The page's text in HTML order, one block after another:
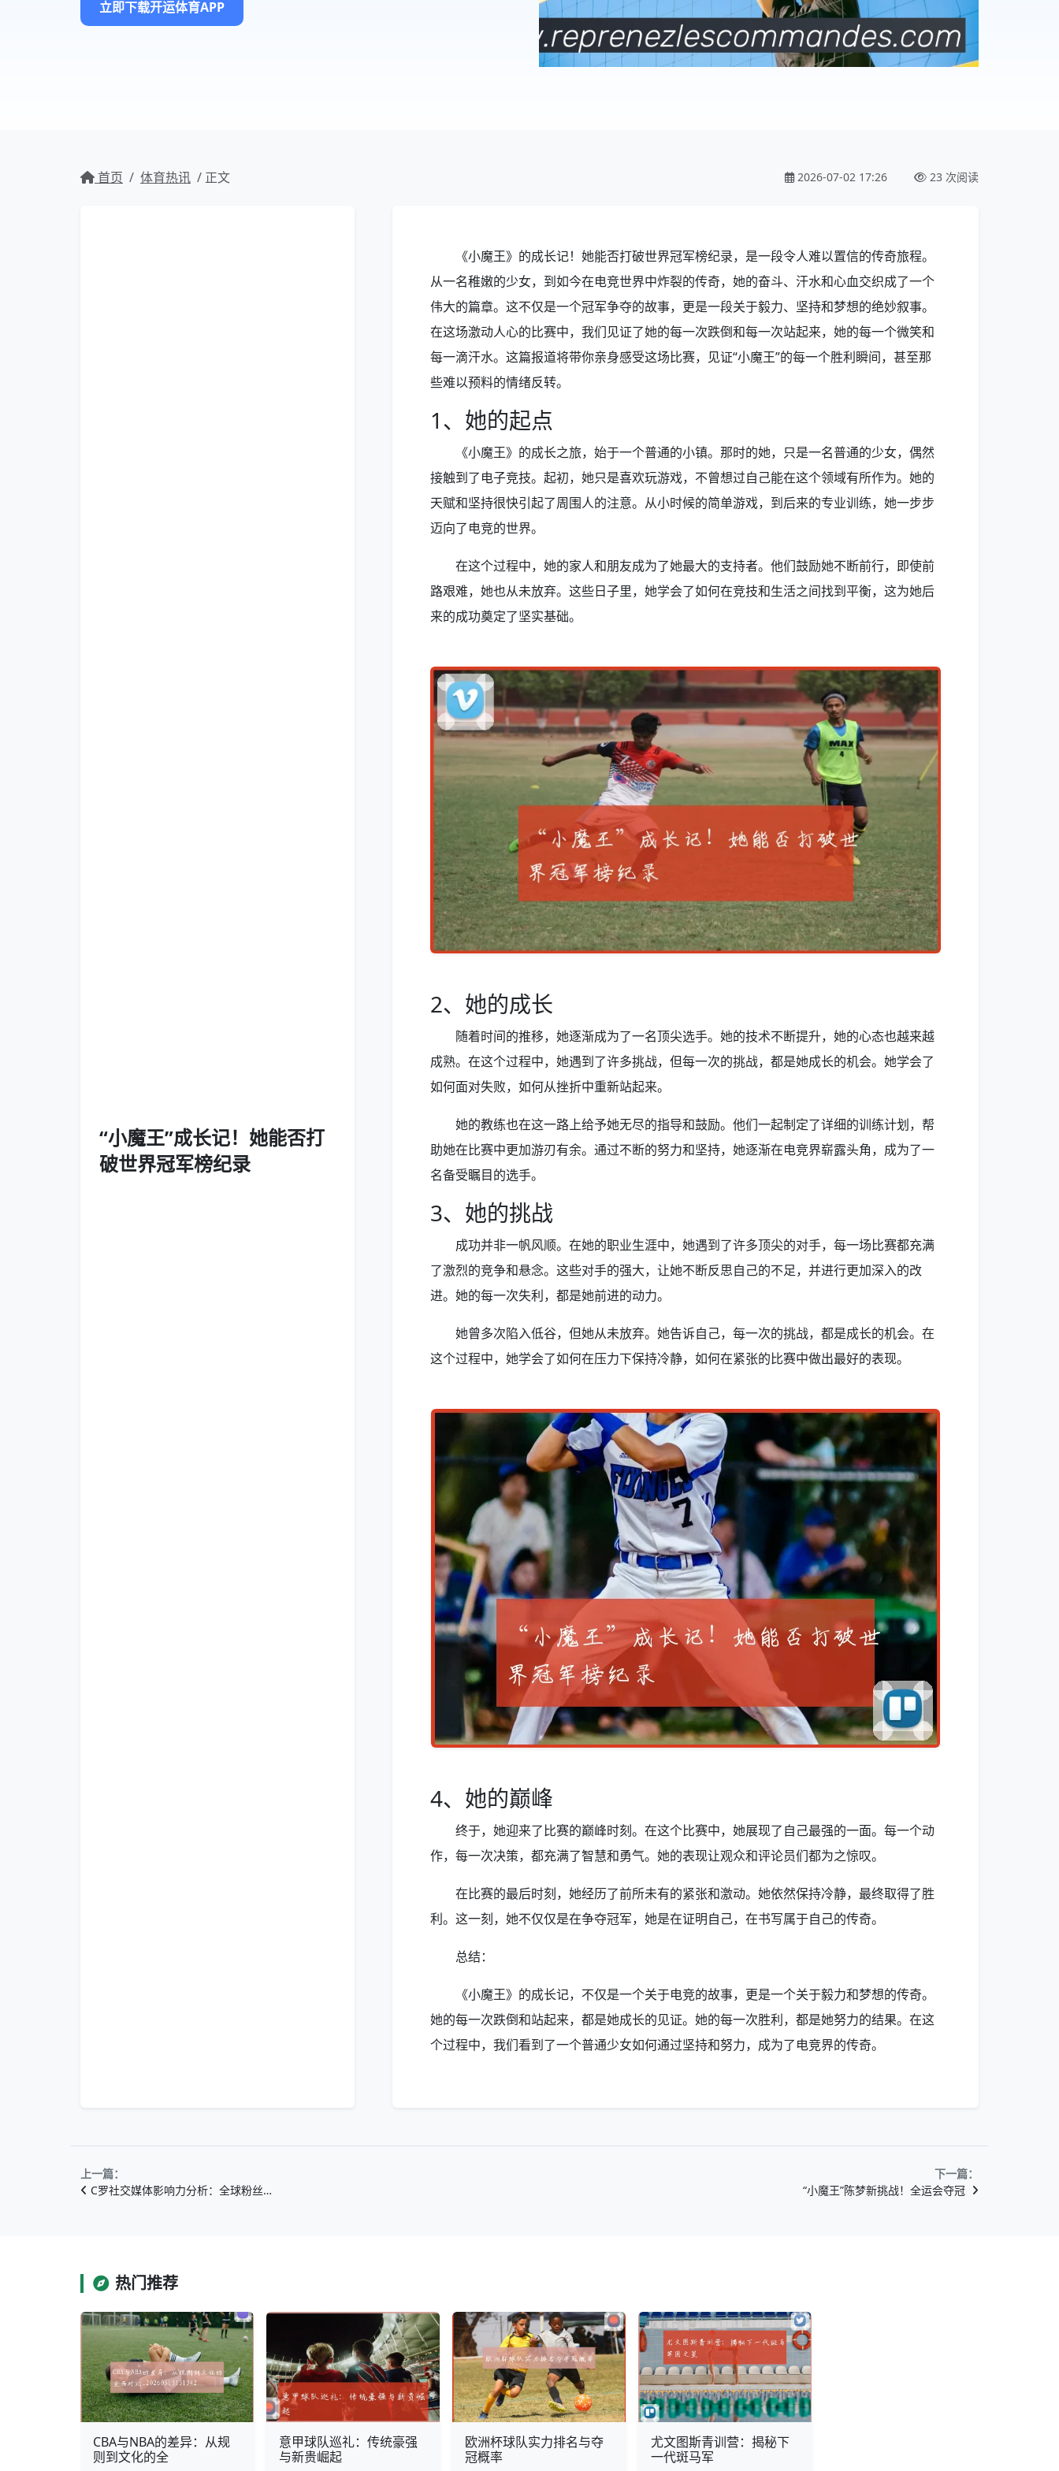
立即下载开运体育APP
首页 / 体育热讯 / 正文 2026-07-02 17:26 23 次阅读
“小魔王”成长记！她能否打
破世界冠军榜纪录
《小魔王》的成长记！她能否打破世界冠军榜纪录，是一段令人难以置信的传奇旅程。
从一名稚嫩的少女，到如今在电竞世界中炸裂的传奇，她的奋斗、汗水和心血交织成了一个
伟大的篇章。这不仅是一个冠军争夺的故事，更是一段关于毅力、坚持和梦想的绝妙叙事。
在这场激动人心的比赛中，我们见证了她的每一次跌倒和每一次站起来，她的每一个微笑和
每一滴汗水。这篇报道将带你亲身感受这场比赛，见证“小魔王”的每一个胜利瞬间，甚至那
些难以预料的情绪反转。
1、她的起点
《小魔王》的成长之旅，始于一个普通的小镇。那时的她，只是一名普通的少女，偶然
接触到了电子竞技。起初，她只是喜欢玩游戏，不曾想过自己能在这个领域有所作为。她的
天赋和坚持很快引起了周围人的注意。从小时候的简单游戏，到后来的专业训练，她一步步
迈向了电竞的世界。
在这个过程中，她的家人和朋友成为了她最大的支持者。他们鼓励她不断前行，即使前
路艰难，她也从未放弃。这些日子里，她学会了如何在竞技和生活之间找到平衡，这为她后
来的成功奠定了坚实基础。
2、她的成长
随着时间的推移，她逐渐成为了一名顶尖选手。她的技术不断提升，她的心态也越来越
成熟。在这个过程中，她遇到了许多挑战，但每一次的挑战，都是她成长的机会。她学会了
如何面对失败，如何从挫折中重新站起来。
她的教练也在这一路上给予她无尽的指导和鼓励。他们一起制定了详细的训练计划，帮
助她在比赛中更加游刃有余。通过不断的努力和坚持，她逐渐在电竞界崭露头角，成为了一
名备受瞩目的选手。
3、她的挑战
成功并非一帆风顺。在她的职业生涯中，她遇到了许多顶尖的对手，每一场比赛都充满
了激烈的竞争和悬念。这些对手的强大，让她不断反思自己的不足，并进行更加深入的改
进。她的每一次失利，都是她前进的动力。
她曾多次陷入低谷，但她从未放弃。她告诉自己，每一次的挑战，都是成长的机会。在
这个过程中，她学会了如何在压力下保持冷静，如何在紧张的比赛中做出最好的表现。
4、她的巅峰
终于，她迎来了比赛的巅峰时刻。在这个比赛中，她展现了自己最强的一面。每一个动
作，每一次决策，都充满了智慧和勇气。她的表现让观众和评论员们都为之惊叹。
在比赛的最后时刻，她经历了前所未有的紧张和激动。她依然保持冷静，最终取得了胜
利。这一刻，她不仅仅是在争夺冠军，她是在证明自己，在书写属于自己的传奇。
总结：
《小魔王》的成长记，不仅是一个关于电竞的故事，更是一个关于毅力和梦想的传奇。
她的每一次跌倒和站起来，都是她成长的见证。她的每一次胜利，都是她努力的结果。在这
个过程中，我们看到了一个普通少女如何通过坚持和努力，成为了电竞界的传奇。
上一篇：
C罗社交媒体影响力分析：全球粉丝…
下一篇：
“小魔王”陈梦新挑战！全运会夺冠
热门推荐
CBA与NBA的差异：从规
则到文化的全
意甲球队巡礼：传统豪强
与新贵崛起
欧洲杯球队实力排名与夺
冠概率
尤文图斯青训营：揭秘下
一代斑马军